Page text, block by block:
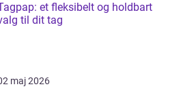
et fleksibelt og holdbart
til dit tag
maj 2026